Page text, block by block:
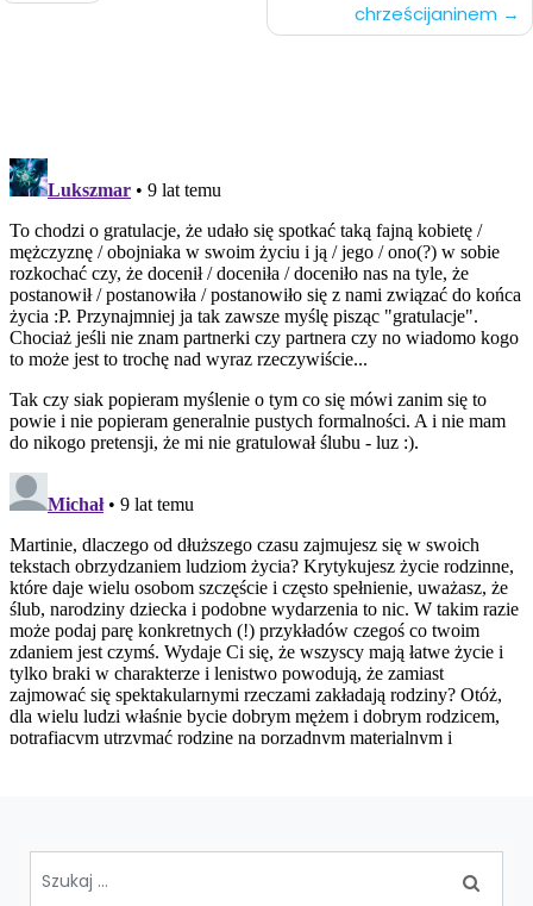
chrześcijaninem